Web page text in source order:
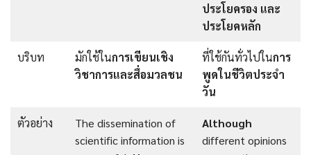
ประโยครอง และ
ประโยคหลัก
บริบท มักใช้ในการเขียนเชิง
วิชาการและสื่อมวลชน
ที่ใช้กันทั่วไปในการ
พูดในชีวิตประจำ
วัน
ตัวอย่าง
The dissemination of
scientific information is
Although
different opinions